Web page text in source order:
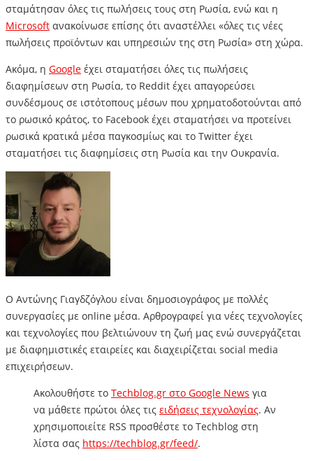
σταμάτησαν όλες τις πωλήσεις τους στη Ρωσία, ενώ και η
Microsoft ανακοίνωσε επίσης ότι αναστέλλει «όλες τις νέες
πωλήσεις προϊόντων και υπηρεσιών της στη Ρωσία» στη χώρα.
Ακόμα, η Google έχει σταματήσει όλες τις πωλήσεις
διαφημίσεων στη Ρωσία, το Reddit έχει απαγορεύσει
συνδέσμους σε ιστότοπους μέσων που χρηματοδοτούνται από
το ρωσικό κράτος, το Facebook έχει σταματήσει να προτείνει
ρωσικά κρατικά μέσα παγκοσμίως και το Twitter έχει
σταματήσει τις διαφημίσεις στη Ρωσία και την Ουκρανία.
Ο Αντώνης Γιαγδζόγλου είναι δημοσιογράφος με πολλές
συνεργασίες με online μέσα. Αρθρογραφεί για νέες τεχνολογίες
και τεχνολογίες που βελτιώνουν τη ζωή μας ενώ συνεργάζεται
με διαφημιστικές εταιρείες και διαχειρίζεται social media
επιχειρήσεων.
Ακολουθήστε το Techblog.gr στο Google News για
να μάθετε πρώτοι όλες τις ειδήσεις τεχνολογίας. Αν
χρησιμοποιείτε RSS προσθέστε το Techblog στη
λίστα σας https://techblog.gr/feed/.